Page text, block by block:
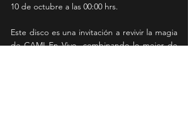
10 de octubre a las 00:00 hrs.
Este disco es una invitación a revivir la magia
de CAMI En Vivo, combinando lo mejor de